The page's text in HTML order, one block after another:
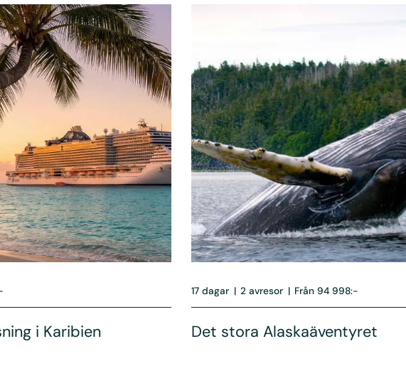
i Karibien
17 dagar | 2 avresor | Från 94 998:-
Det stora Alaskaäventyret